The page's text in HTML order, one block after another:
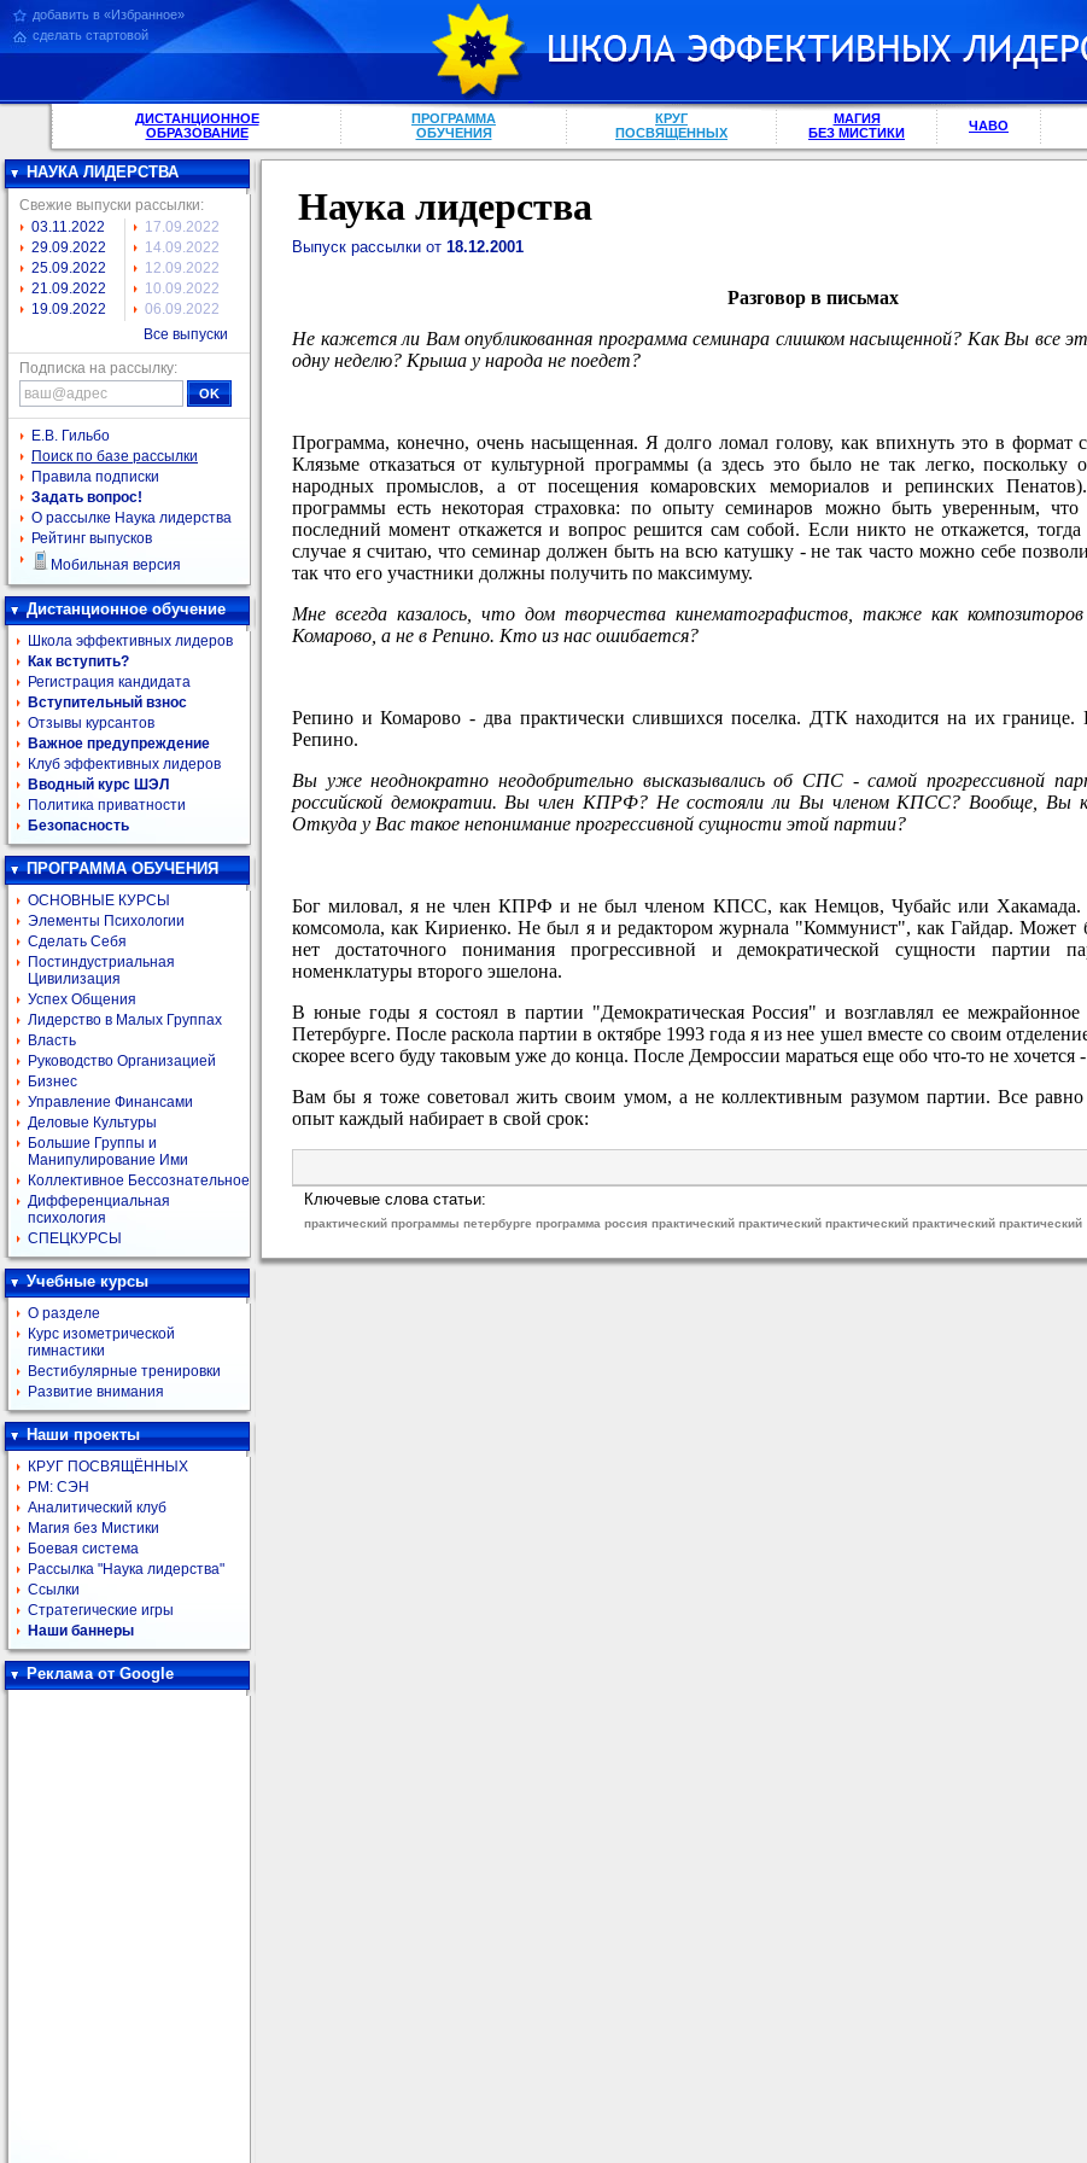
добавить в «Избранное»
сделать стартовой
ДИСТАНЦИОННОЕ
ОБРАЗОВАНИЕ
ПРОГРАММА
ОБУЧЕНИЯ
КРУГ
ПОСВЯЩЕННЫХ
МАГИЯ
БЕЗ МИСТИКИ
ЧАВО
НАУКА ЛИДЕРСТВА
Свежие выпуски рассылки:
03.11.2022
29.09.2022
25.09.2022
21.09.2022
19.09.2022
17.09.2022
14.09.2022
12.09.2022
10.09.2022
06.09.2022
Все выпуски
Подписка на рассылку:
Е.В. Гильбо
Поиск по базе рассылки
Правила подписки
Задать вопрос!
О рассылке Наука лидерства
Рейтинг выпусков
Мобильная версия
Дистанционное обучение
Школа эффективных лидеров
Как вступить?
Регистрация кандидата
Вступительный взнос
Отзывы курсантов
Важное предупреждение
Клуб эффективных лидеров
Вводный курс ШЭЛ
Политика приватности
Безопасность
ПРОГРАММА ОБУЧЕНИЯ
ОСНОВНЫЕ КУРСЫ
Элементы Психологии
Сделать Себя
Постиндустриальная
Цивилизация
Успех Общения
Лидерство в Малых Группах
Власть
Руководство Организацией
Бизнес
Управление Финансами
Деловые Культуры
Большие Группы и
Манипулирование Ими
Коллективное Бессознательное
Дифференциальная
психология
СПЕЦКУРСЫ
Учебные курсы
О разделе
Курс изометрической
гимнастики
Вестибулярные тренировки
Развитие внимания
Наши проекты
КРУГ ПОСВЯЩЁННЫХ
РМ: СЭН
Аналитический клуб
Магия без Мистики
Боевая система
Рассылка "Наука лидерства"
Ссылки
Стратегические игры
Наши баннеры
Реклама от Google
Наука лидерства
Выпуск рассылки от 18.12.2001
Разговор в письмах
Не кажется ли Вам опубликованная программа семинара слишком насыщенной? Как Вы все
одну неделю? Крыша у народа не поедет?
Программа, конечно, очень насыщенная. Я долго ломал голову, как впихнуть это в формат
Клязьме отказаться от культурной программы (а здесь это было не так легко, поскольку
народных промыслов, а от посещения комаровских мемориалов и репинских
программы есть некоторая страховка: по опыту семинаров можно быть уверенным, что
последний момент откажется и вопрос решится сам собой. Если никто не откажется,
случае я считаю, что семинар должен быть на всю катушку - не так часто можно себе
так что его участники должны получить по максимуму.
Мне всегда казалось, что дом творчества кинематографистов, также как
Комарово, а не в Репино. Кто из нас ошибается?
Репино и Комарово - два практически слившихся поселка. ДТК находится на их
Репино.
Вы уже неоднократно неодобрительно высказывались об СПС - самой прогрессивной
российской демократии. Вы член КПРФ? Не состояли ли Вы членом КПСС? Вообще, Вы
Откуда у Вас такое непонимание прогрессивной сущности этой партии?
Бог миловал, я не член КПРФ и не был членом КПСС, как Немцов, Чубайс или Хакамада.
комсомола, как Кириенко. Не был я и редактором журнала "Коммунист", как Гайдар. Может
нет достаточного понимания прогрессивной и демократической сущности партии
номенклатуры второго эшелона.
В юные годы я состоял в партии "Демократическая Россия" и возглавлял ее межрайонное
Петербурге. После раскола партии в октябре 1993 года я из нее ушел вместе со своим
скорее всего буду таковым уже до конца. После Демроссии мараться еще обо что-то не хочется
Вам бы я тоже советовал жить своим умом, а не коллективным разумом партии. Все
опыт каждый набирает в свой срок:
Ключевые слова статьи:
практический программы петербурге программа россия практический практический практический практический практический